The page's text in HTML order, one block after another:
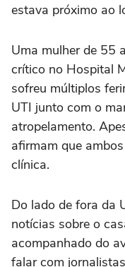
estava próximo ao
Uma mulher de 55
crítico no Hospital
sofreu múltiplos
UTI junto com o
atropelamento.
afirmam que
clínica.
Do lado de fora da
notícias sobre o
acompanhado do
falar com